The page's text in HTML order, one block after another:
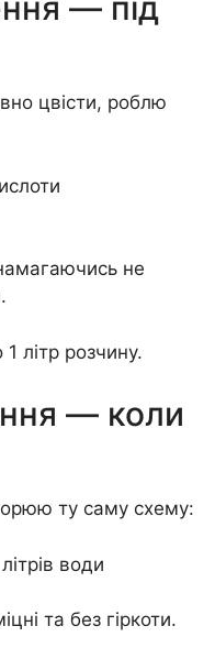
— під
цвісти, роблю
не
літр розчину.
— коли
ту саму схему:
води
та без гіркоти.